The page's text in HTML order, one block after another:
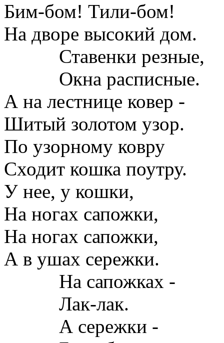
Бим-бом! Тили-бом!
На дворе высокий дом.
Ставенки резные,
Окна расписные.
А на лестнице ковер -
Шитый золотом узор.
По узорному ковру
Сходит кошка поутру.
У нее, у кошки,
На ногах сапожки,
На ногах сапожки,
А в ушах сережки.
На сапожках -
Лак-лак.
А сережки -